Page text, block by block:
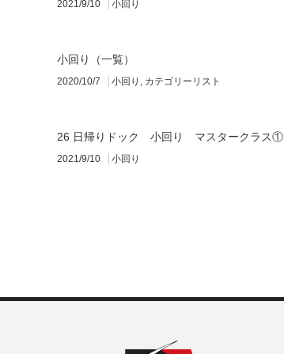
2021/9/10 小回り
小回り（一覧）
2020/10/7 小回り , カテゴリーリスト
26 日帰りドック 小回り マスタークラス①
2021/9/10 小回り